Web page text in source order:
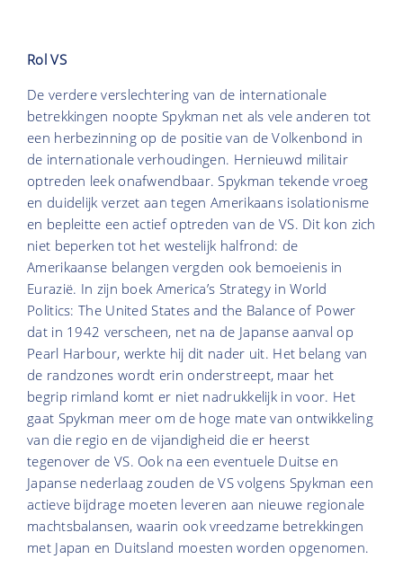
Rol VS
De verdere verslechtering van de internationale
betrekkingen noopte Spykman net als vele anderen tot
een herbezinning op de positie van de Volkenbond in
de internationale verhoudingen. Hernieuwd militair
optreden leek onafwendbaar. Spykman tekende vroeg
en duidelijk verzet aan tegen Amerikaans isolationisme
en bepleitte een actief optreden van de VS. Dit kon zich
niet beperken tot het westelijk halfrond: de
Amerikaanse belangen vergden ook bemoeienis in
Eurazië. In zijn boek America’s Strategy in World
Politics: The United States and the Balance of Power
dat in 1942 verscheen, net na de Japanse aanval op
Pearl Harbour, werkte hij dit nader uit. Het belang van
de randzones wordt erin onderstreept, maar het
begrip rimland komt er niet nadrukkelijk in voor. Het
gaat Spykman meer om de hoge mate van ontwikkeling
van die regio en de vijandigheid die er heerst
tegenover de VS. Ook na een eventuele Duitse en
Japanse nederlaag zouden de VS volgens Spykman een
actieve bijdrage moeten leveren aan nieuwe regionale
machtsbalansen, waarin ook vreedzame betrekkingen
met Japan en Duitsland moesten worden opgenomen.